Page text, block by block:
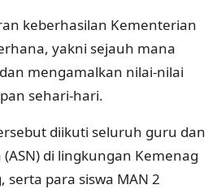
keberhasilan Kementerian
yakni sejauh mana
mengamalkan nilai-nilai
sehari-hari.
diikuti seluruh guru dan
di lingkungan Kemenag
serta para siswa MAN 2